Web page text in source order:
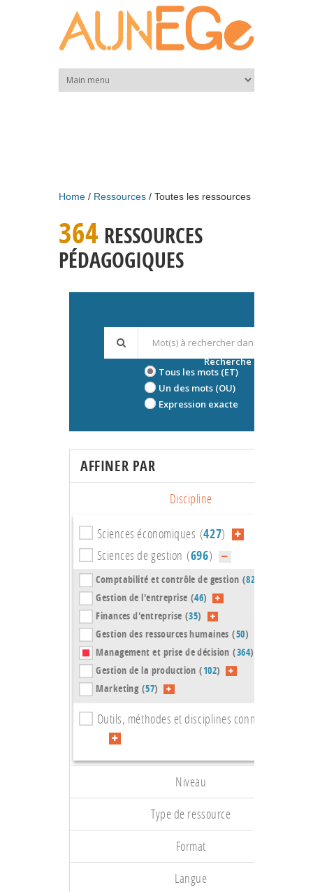
Home Ressources Toutes les ressources
364 RESSOURCES
PÉDAGOGIQUES
Tous les mots (ET)
Un des mots (OU)
Expression exacte
Recherche avancée
AFFINER PAR
Discipline
Sciences économiques (427)
Sciences de gestion (696)
Comptabilité et contrôle de gestion (82
Gestion de l'entreprise (46)
Finances d'entreprise (35)
Gestion des ressources humaines (50)
Management et prise de décision (364)
Gestion de la production (102)
Marketing (57)
Outils, méthodes et disciplines connexes (
Niveau
Type de ressource
Format
Langue